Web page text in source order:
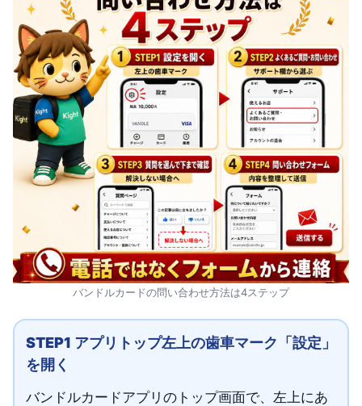
バンドルカードの問い合わせ方法は4ステップ
STEP1 アプリトップ左上の歯車マーク「設定」
を開く
バンドルカードアプリのトップ画面で、左上にあ